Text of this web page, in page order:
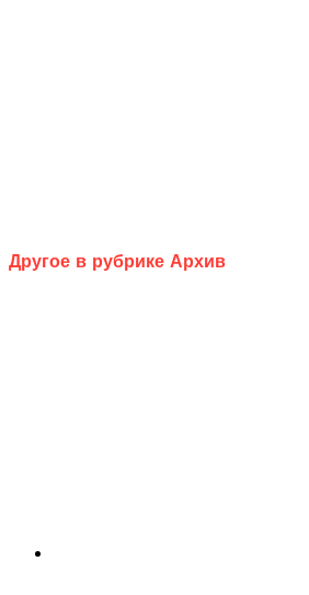
Другое в рубрике Архив